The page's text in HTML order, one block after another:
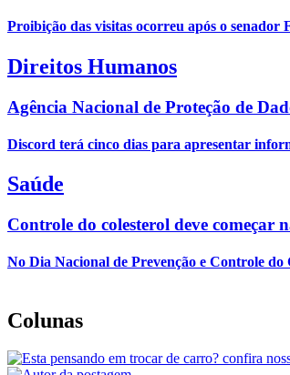
Proibição das visitas ocorreu após o
Direitos Humanos
Agência Nacional de Proteção de
Discord terá cinco dias para apresentar
Saúde
Controle do colesterol deve começar
No Dia Nacional de Prevenção e Controle do
Colunas